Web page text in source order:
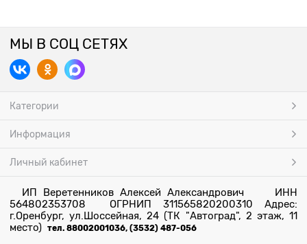
МЫ В СОЦ СЕТЯХ
Категории
Информация
Личный кабинет
ИП Веретенников Алексей Александрович ИНН
564802353708 ОГРНИП 311565820200310 Адрес:
г.Оренбург, ул.Шоссейная, 24 (ТК "Автоград", 2 этаж, 11
место) тел. 88002001036, (3532) 487-056